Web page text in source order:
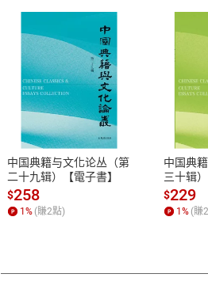
付款方式
ATM轉帳、信用卡、LINE PAY、
中国典籍与文化论丛（第
二十九辑）【電子書】
$258
1 % (賺2點)
中国典
三十辑
$229
1 % (賺2